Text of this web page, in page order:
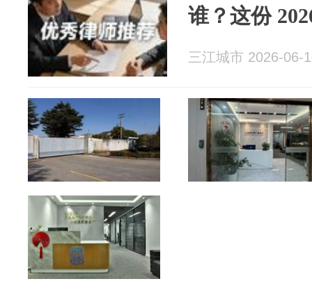
谁？这份
三江城市 2026-06-